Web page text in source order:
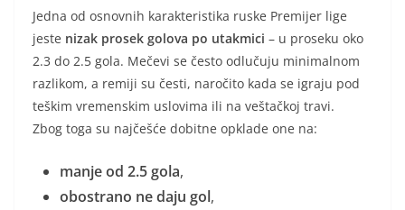
Jedna od osnovnih karakteristika ruske Premijer lige
jeste nizak prosek golova po utakmici – u proseku oko
2.3 do 2.5 gola. Mečevi se često odlučuju minimalnom
razlikom, a remiji su česti, naročito kada se igraju pod
teškim vremenskim uslovima ili na veštačkoj travi.
Zbog toga su najčešće dobitne opklade one na:
manje od 2.5 gola,
obostrano ne daju gol,